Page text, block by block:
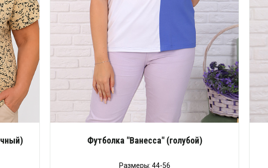
Футболка "Ванесса" (голубой)
Размеры: 44-56